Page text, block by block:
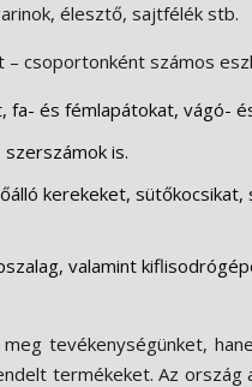
élesztő, sajtfélék stb.
számos
és fémlapátokat, vágó-
is.
kerekeket,
valamint
tevékenységünket,
termékeket. Az